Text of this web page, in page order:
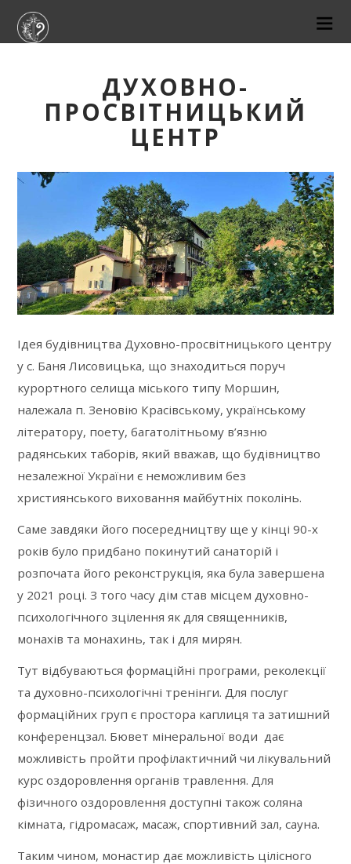
ДУХОВНО-
ПРОСВІТНИЦЬКИЙ
ЦЕНТР
Ідея будівництва Духовно-просвітницького центру
у с. Баня Лисовицька, що знаходиться поруч
курортного селища міського типу Моршин,
належала п. Зеновію Красівському, українському
літератору, поету, багатолітньому в’язню
радянських таборів, який вважав, що будівництво
незалежної України є неможливим без
християнського виховання майбутніх поколінь.
Саме завдяки його посередництву ще у кінці 90-х
років було придбано покинутий санаторій і
розпочата його реконструкція, яка була завершена
у 2021 році. З того часу дім став місцем духовно-
психологічного зцілення як для священників,
монахів та монахинь, так і для мирян.
Тут відбуваються формаційні програми, реколекції
та духовно-психологічні тренінги. Для послуг
формаційних груп є простора каплиця та затишний
конференцзал. Бювет мінеральної води дає
можливість пройти профілактичний чи лікувальний
курс оздоровлення органів травлення. Для
фізичного оздоровлення доступні також соляна
кімната, гідромасаж, масаж, спортивний зал, сауна.
Таким чином, монастир дає можливість цілісного